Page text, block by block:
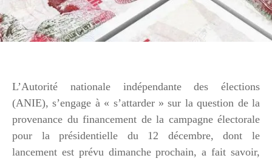
L’Autorité nationale indépendante des élections
(ANIE), s’engage à « s’attarder » sur la question de la
provenance du financement de la campagne électorale
pour la présidentielle du 12 décembre, dont le
lancement est prévu dimanche prochain, a fait savoir,